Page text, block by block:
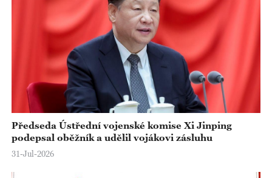
Předseda Ústřední vojenské komise Xi Jinping
podepsal oběžník a udělil vojákovi zásluhu
31-Jul-2026